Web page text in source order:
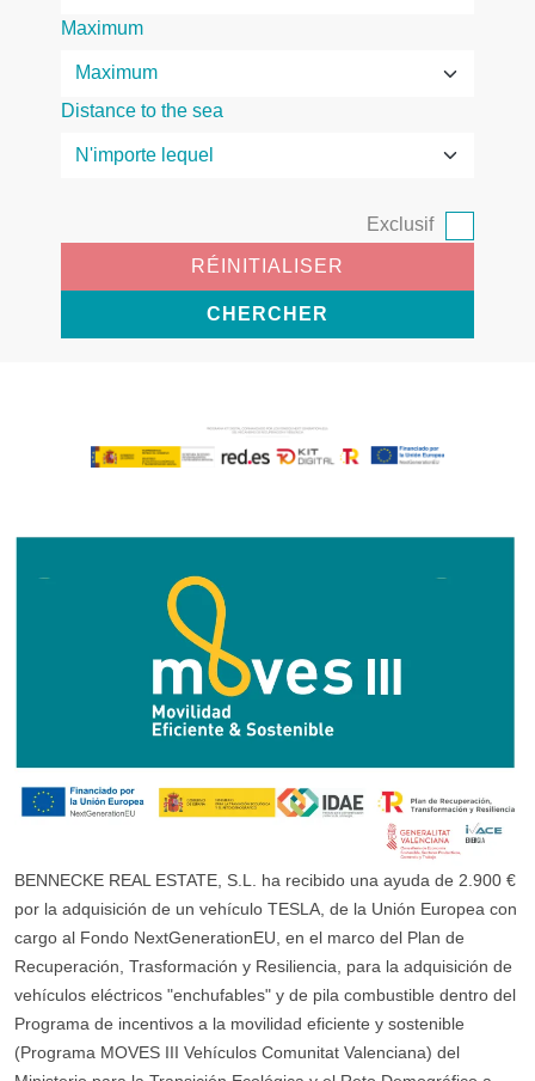
Maximum
Distance to the sea
Exclusif
RÉINITIALISER
CHERCHER
BENNECKE REAL ESTATE, S.L. ha recibido una ayuda de 2.900 €
por la adquisición de un vehículo TESLA, de la Unión Europea con
cargo al Fondo NextGenerationEU, en el marco del Plan de
Recuperación, Trasformación y Resiliencia, para la adquisición de
vehículos eléctricos "enchufables" y de pila combustible dentro del
Programa de incentivos a la movilidad eficiente y sostenible
(Programa MOVES III Vehículos Comunitat Valenciana) del